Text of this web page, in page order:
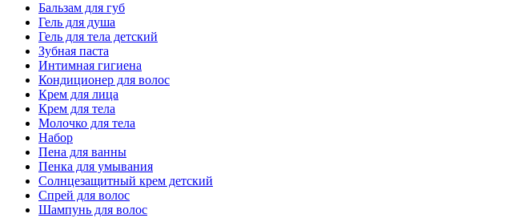
Бальзам для губ
Гель для душа
Гель для тела детский
Зубная паста
Интимная гигиена
Кондиционер для волос
Крем для лица
Крем для тела
Молочко для тела
Набор
Пена для ванны
Пенка для умывания
Солнцезащитный крем детский
Спрей для волос
Шампунь для волос